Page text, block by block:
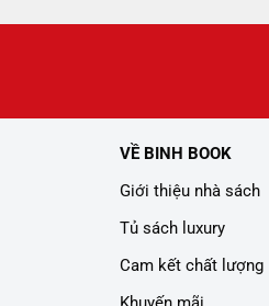
VỀ BINH BOOK
Giới thiệu nhà sách
Tủ sách luxury
Cam kết chất lượng